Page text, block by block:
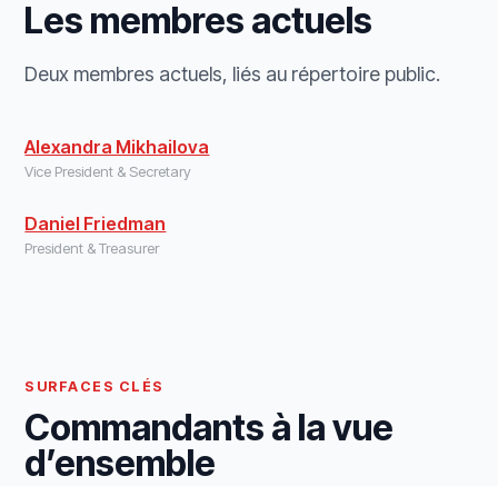
Les membres actuels
Deux membres actuels, liés au répertoire public.
Alexandra Mikhailova
Vice President & Secretary
Daniel Friedman
President & Treasurer
SURFACES CLÉS
Commandants à la vue
d’ensemble